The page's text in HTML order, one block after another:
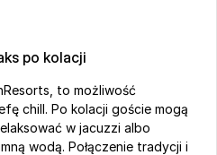
po kolacji
to możliwość
chill. Po kolacji goście mogą
w jacuzzi albo
wodą. Połączenie tradycji i